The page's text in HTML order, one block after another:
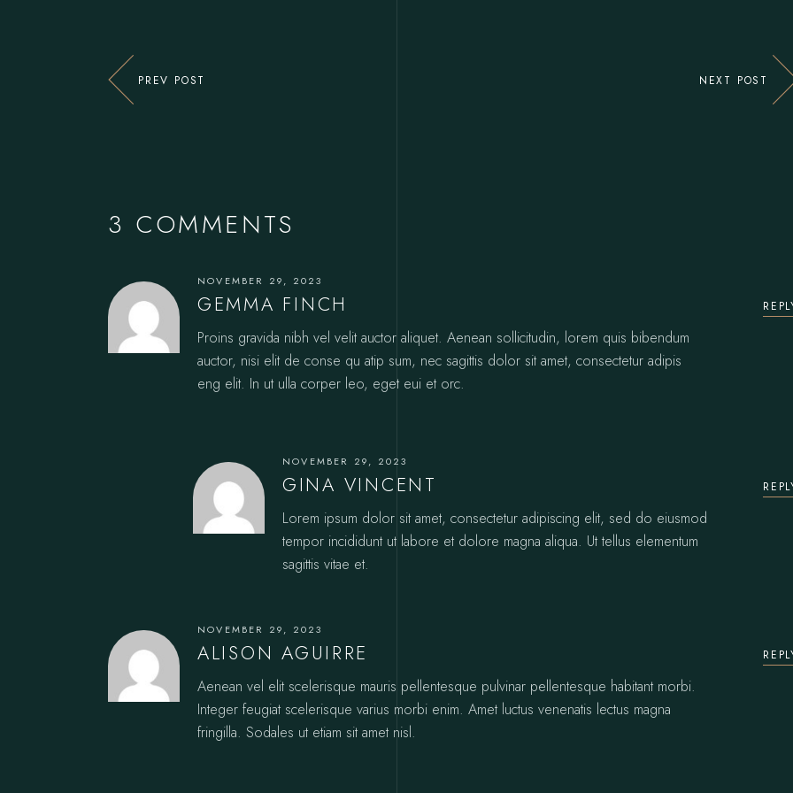
PREV POST NEXT POST
3 COMMENTS
NOVEMBER 29, 2023
GEMMA FINCH
Proins gravida nibh vel velit auctor aliquet. Aenean sollicitudin, lorem quis bibendum
auctor, nisi elit de conse qu atip sum, nec sagittis dolor sit amet, consectetur adipis
eng elit. In ut ulla corper leo, eget eui et orc.
NOVEMBER 29, 2023
GINA VINCENT
Lorem ipsum dolor sit amet, consectetur adipiscing elit, sed do eiusmod
tempor incididunt ut labore et dolore magna aliqua. Ut tellus elementum
sagittis vitae et.
NOVEMBER 29, 2023
ALISON AGUIRRE
Aenean vel elit scelerisque mauris pellentesque pulvinar pellentesque habitant morbi.
Integer feugiat scelerisque varius morbi enim. Amet luctus venenatis lectus magna
fringilla. Sodales ut etiam sit amet nisl.